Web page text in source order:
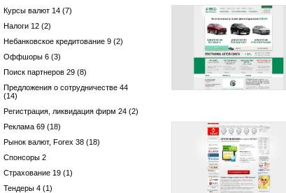
Курсы валют 14 (7)
Налоги 12 (2)
Небанковское кредитование 9 (2)
Оффшоры 6 (3)
Поиск партнеров 29 (8)
Предложения о сотрудничестве 44
(14)
Регистрация, ликвидация фирм 24 (2)
Реклама 69 (18)
Рынок валют, Forex 38 (18)
Спонсоры 2
Страхование 19 (1)
Тендеры 4 (1)